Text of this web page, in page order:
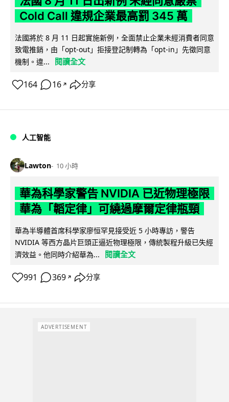
Cold Call 違規企業最高罰 345 萬
法國將於 8 月 11 日起實施新例，全面禁止企業未經消費者同意
致電推銷，由「opt-out」拒接登記制轉為「opt-in」先徵同意
機制。違...
閱讀全文
164 16 ↗ 分享
人工智能
Lawton 10 小時
華為科學家警告 NVIDIA 已近物理極限
華為「韜定律」可繞過摩爾定律瓶頸
華為半導體首席科學家廖恒罕見接受近 5 小時專訪，警告
NVIDIA 等西方晶片巨頭正逼近物理極限，傳統製程升級已失經
濟效益。他同時介紹華為...
閱讀全文
991 369 ↗ 分享
ADVERTISEMENT